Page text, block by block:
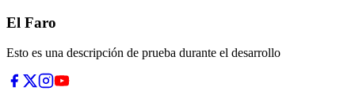
El Faro
Esto es una descripción de prueba durante el desarrollo